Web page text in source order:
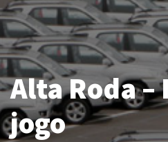
Alta Roda –
jogo